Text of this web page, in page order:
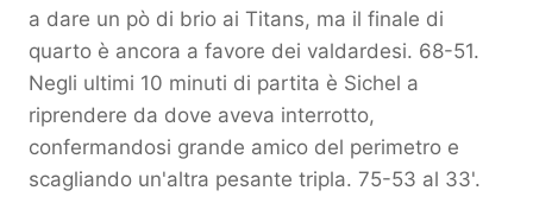
a dare un pò di brio ai Titans, ma il finale di
quarto è ancora a favore dei valdardesi. 68-51.
Negli ultimi 10 minuti di partita è Sichel a
riprendere da dove aveva interrotto,
confermandosi grande amico del perimetro e
scagliando un'altra pesante tripla. 75-53 al 33'.